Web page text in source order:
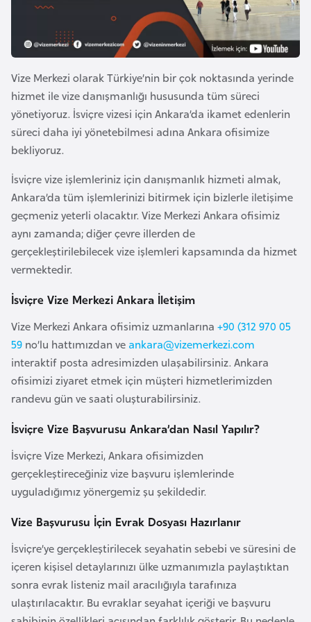
Vize Merkezi olarak Türkiye’nin bir çok noktasında yerinde
hizmet ile vize danışmanlığı hususunda tüm süreci
yönetiyoruz. İsviçre vizesi için Ankara’da ikamet edenlerin
süreci daha iyi yönetebilmesi adına Ankara ofisimize
bekliyoruz.
İsviçre vize işlemleriniz için danışmanlık hizmeti almak,
Ankara’da tüm işlemlerinizi bitirmek için bizlerle iletişime
geçmeniz yeterli olacaktır. Vize Merkezi Ankara ofisimiz
aynı zamanda; diğer çevre illerden de
gerçekleştirilebilecek vize işlemleri kapsamında da hizmet
vermektedir.
İsviçre Vize Merkezi Ankara İletişim
Vize Merkezi Ankara ofisimiz uzmanlarına +90 (312 970 05
59 no’lu hattımızdan ve ankara@vizemerkezi.com
interaktif posta adresimizden ulaşabilirsiniz. Ankara
ofisimizi ziyaret etmek için müşteri hizmetlerimizden
randevu gün ve saati oluşturabilirsiniz.
İsviçre Vize Başvurusu Ankara’dan Nasıl Yapılır?
İsviçre Vize Merkezi, Ankara ofisimizden
gerçekleştireceğiniz vize başvuru işlemlerinde
uyguladığımız yönergemiz şu şekildedir.
Vize Başvurusu İçin Evrak Dosyası Hazırlanır
İsviçre’ye gerçekleştirilecek seyahatin sebebi ve süresini de
içeren kişisel detaylarınızı ülke uzmanımızla paylaştıktan
sonra evrak listeniz mail aracılığıyla tarafınıza
ulaştırılacaktır. Bu evraklar seyahat içeriği ve başvuru
n
g
a
d
e
ş
B
e
l
a
r
u
s
B
l
ç
i
a
B
e
n